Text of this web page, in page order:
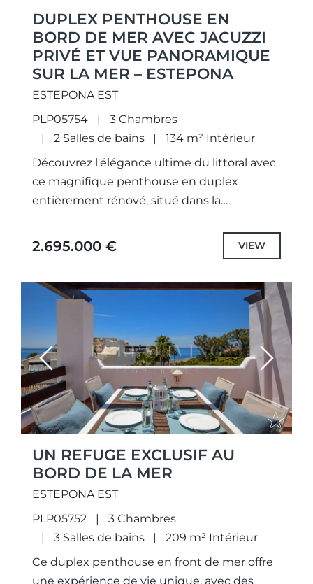
DUPLEX PENTHOUSE EN
BORD DE MER AVEC JACUZZI
PRIVÉ ET VUE PANORAMIQUE
SUR LA MER – ESTEPONA
ESTEPONA EST
PLP05754
3 Chambres
2 Salles de bains
134 m² Intérieur
Découvrez l'élégance ultime du littoral avec
ce magnifique penthouse en duplex
entièrement rénové, situé dans la
del Velerín, idéalement située entre
2.695.000 € VIEW
Previous Next
UN REFUGE EXCLUSIF AU
BORD DE LA MER
ESTEPONA EST
PLP05752
3 Chambres
3 Salles de bains
209 m² Intérieur
Ce duplex penthouse en front de mer offre
une expérience de vie unique, avec des